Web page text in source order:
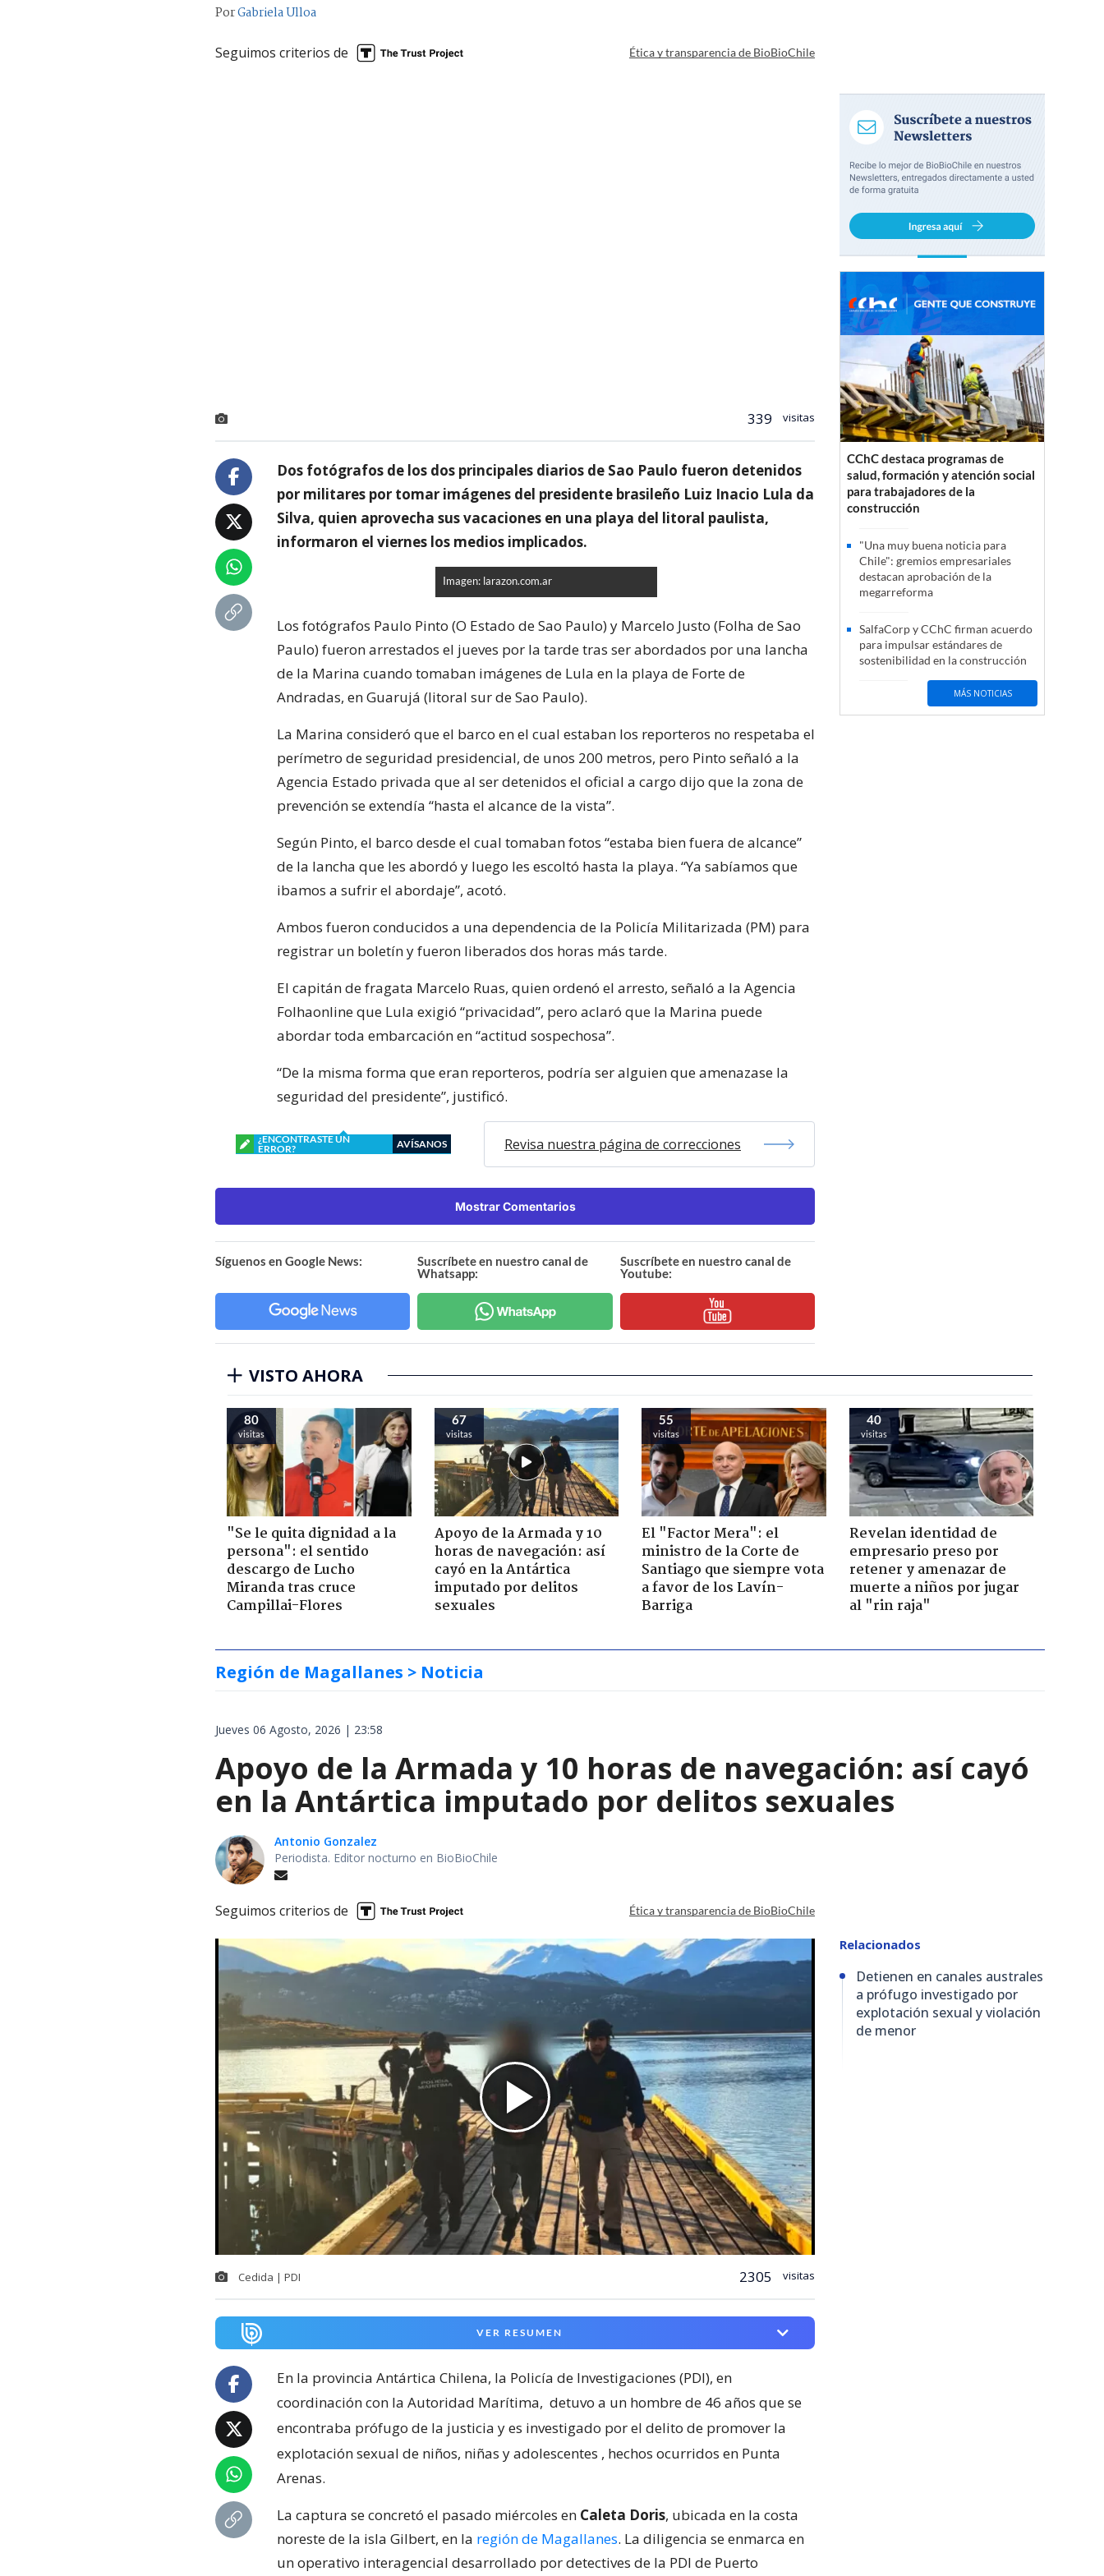
PorGabriela Ulloa
Seguimos criterios de Ética y transparencia de BioBioChile
339 visitas
Dos fotógrafos de los dos principales diarios de Sao Paulo fueron detenidos
por militares por tomar imágenes del presidente brasileño Luiz Inacio Lula da
Silva, quien aprovecha sus vacaciones en una playa del litoral paulista,
informaron el viernes los medios implicados.
Imagen: larazon.com.ar
Los fotógrafos Paulo Pinto (O Estado de Sao Paulo) y Marcelo Justo (Folha de Sao
Paulo) fueron arrestados el jueves por la tarde tras ser abordados por una lancha
de la Marina cuando tomaban imágenes de Lula en la playa de Forte de
Andradas, en Guarujá (litoral sur de Sao Paulo).
La Marina consideró que el barco en el cual estaban los reporteros no respetaba el
perímetro de seguridad presidencial, de unos 200 metros, pero Pinto señaló a la
Agencia Estado privada que al ser detenidos el oficial a cargo dijo que la zona de
prevención se extendía “hasta el alcance de la vista”.
Según Pinto, el barco desde el cual tomaban fotos “estaba bien fuera de alcance”
de la lancha que les abordó y luego les escoltó hasta la playa. “Ya sabíamos que
ibamos a sufrir el abordaje”, acotó.
Ambos fueron conducidos a una dependencia de la Policía Militarizada (PM) para
registrar un boletín y fueron liberados dos horas más tarde.
El capitán de fragata Marcelo Ruas, quien ordenó el arresto, señaló a la Agencia
Folhaonline que Lula exigió “privacidad”, pero aclaró que la Marina puede
abordar toda embarcación en “actitud sospechosa”.
“De la misma forma que eran reporteros, podría ser alguien que amenazase la
seguridad del presidente”, justificó.
¿ENCONTRASTE UN
ERROR?
AVÍSANOS Revisa nuestra página de correcciones
Mostrar Comentarios
Síguenos en Google News:
Suscríbete en nuestro canal de
Whatsapp:
Suscríbete en nuestro canal de
Youtube:
CChC destaca programas de
salud, formación y atención social
para trabajadores de la
construcción
"Una muy buena noticia para
Chile": gremios empresariales
destacan aprobación de la
megarreforma
SalfaCorp y CChC firman acuerdo
para impulsar estándares de
sostenibilidad en la construcción
MÁS NOTICIAS
VISTO AHORA
80
visitas
"Se le quita dignidad a la
persona": el sentido
descargo de Lucho
Miranda tras cruce
Campillai-Flores
67
visitas
Apoyo de la Armada y 10
horas de navegación: así
cayó en la Antártica
imputado por delitos
sexuales
55
visitas
El "Factor Mera": el
ministro de la Corte de
Santiago que siempre vota
a favor de los Lavín-
Barriga
40
visitas
Revelan identidad de
empresario preso por
retener y amenazar de
muerte a niños por jugar
al "rin raja"
Región de Magallanes > Noticia
Jueves 06 Agosto, 2026 | 23:58
Apoyo de la Armada y 10 horas de navegación: así cayó
en la Antártica imputado por delitos sexuales
Antonio Gonzalez
Periodista. Editor nocturno en BioBioChile
Seguimos criterios de Ética y transparencia de BioBioChile
Cedida | PDI 2305 visitas
VER RESUMEN
En la provincia Antártica Chilena, la Policía de Investigaciones (PDI), en
coordinación con la Autoridad Marítima, detuvo a un hombre de 46 años que se
encontraba prófugo de la justicia y es investigado por el delito de promover la
explotación sexual de niños, niñas y adolescentes , hechos ocurridos en Punta
Arenas.
La captura se concretó el pasado miércoles en Caleta Doris, ubicada en la costa
noreste de la isla Gilbert, en la región de Magallanes. La diligencia se enmarca en
un operativo interagencial desarrollado por detectives de la PDI de Puerto
Relacionados
Detienen en canales australes
a prófugo investigado por
explotación sexual y violación
de menor